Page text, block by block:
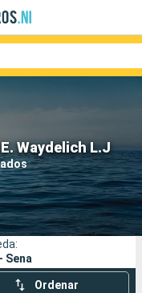
Waydelich L.J
Compañías
Sena
Ordenar